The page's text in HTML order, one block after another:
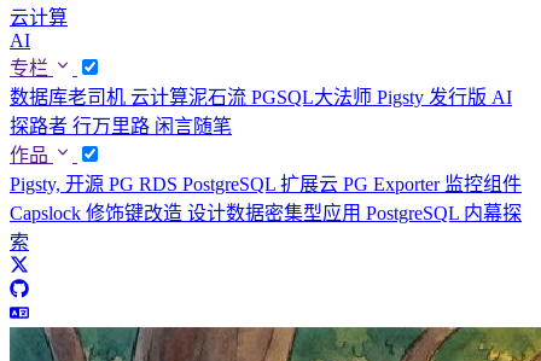
云计算
AI
专栏
数据库老司机 云计算泥石流 PGSQL大法师 Pigsty 发行版 AI
探路者 行万里路 闲言随笔
作品
Pigsty, 开源 PG RDS PostgreSQL 扩展云 PG Exporter 监控组件
Capslock 修饰键改造 设计数据密集型应用 PostgreSQL 内幕探
索